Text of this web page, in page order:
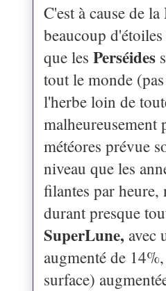
C'est à cause de la
beaucoup
que les Perséides
tout le monde
l'herbe loin de
malheureusement
météores prévue
niveau que les
filantes par
durant presque
SuperLune, avec
augmenté de
surface)